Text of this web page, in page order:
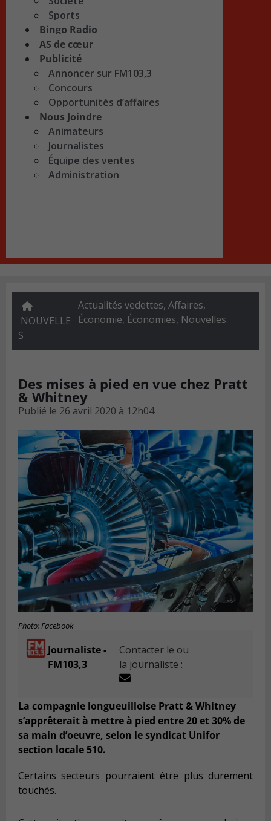
Sports
Bingo Radio
AS de cœur
Publicité
Annoncer sur FM103,3
Concours
Opportunités d’affaires
Nous Joindre
Animateurs
Journalistes
Équipe des ventes
Administration
NOUVELLE
S
Actualités vedettes,Affaires,
Économie, Économies, Nouvelles
Des mises à pied en vue chez Pratt
& Whitney
Publié le 26 avril 2020 à 12h04
Photo: Facebook
Journaliste -
FM103,3
Contacter le ou
la journaliste :
La compagnie longueuilloise Pratt & Whitney
s’apprêterait à mettre à pied entre 20 et 30% de
sa main d’oeuvre, selon le syndicat Unifor
section locale 510.
Certains secteurs pourraient être plus durement
touchés.